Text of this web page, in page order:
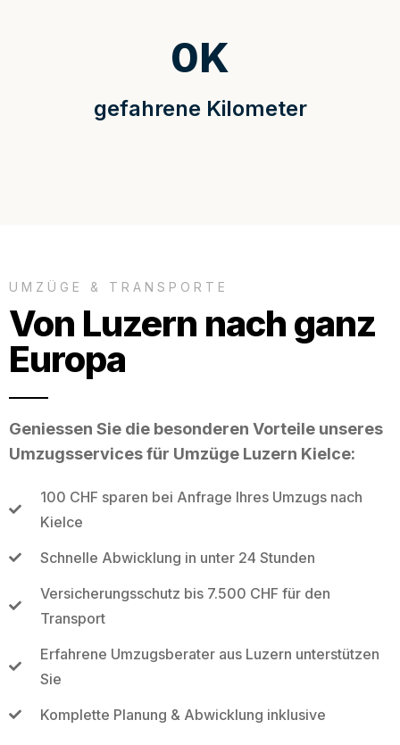
gefahrene Kilometer
0K
UMZÜGE & TRANSPORTE
Von Luzern nach ganz
Europa
Geniessen Sie die besonderen Vorteile unseres
Umzugsservices für Umzüge Luzern Kielce:
100 CHF sparen bei Anfrage Ihres Umzugs nach
Kielce
Schnelle Abwicklung in unter 24 Stunden
Versicherungsschutz bis 7.500 CHF für den
Transport
Erfahrene Umzugsberater aus Luzern unterstützen
Sie
Komplette Planung & Abwicklung inklusive